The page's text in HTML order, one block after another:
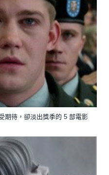
期待，卻淡出獎季的 5 部電影